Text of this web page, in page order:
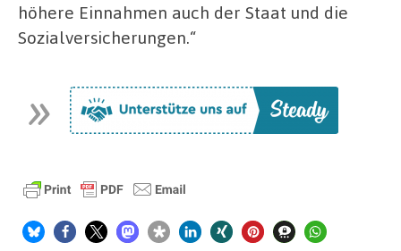
höhere Einnahmen auch der Staat und die
Sozialversicherungen.“